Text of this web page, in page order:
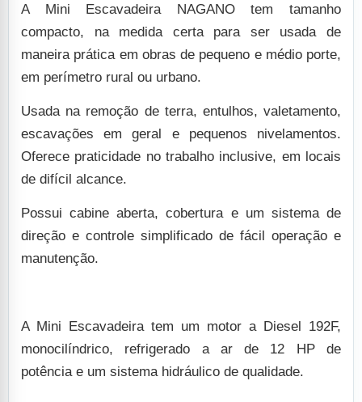
A Mini Escavadeira NAGANO tem tamanho
compacto, na medida certa para ser usada de
maneira prática em obras de pequeno e médio porte,
em perímetro rural ou urbano.
Usada na remoção de terra, entulhos, valetamento,
escavações em geral e pequenos nivelamentos.
Oferece praticidade no trabalho inclusive, em locais
de difícil alcance.
Possui cabine aberta, cobertura e um sistema de
direção e controle simplificado de fácil operação e
manutenção.
A Mini Escavadeira tem um motor a Diesel 192F,
monocilíndrico, refrigerado a ar de 12 HP de
potência e um sistema hidráulico de qualidade.